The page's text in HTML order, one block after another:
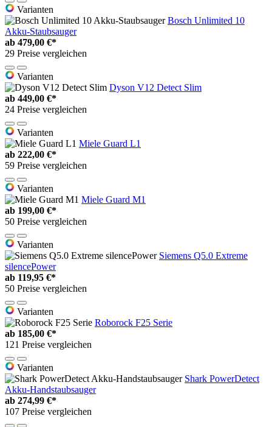
Varianten
Bosch Unlimited 10
Akku-Staubsauger
ab 479,00 €*
29 Preise vergleichen
Varianten
Dyson V12 Detect Slim
ab 449,00 €*
24 Preise vergleichen
Varianten
Miele Guard L1
ab 222,00 €*
59 Preise vergleichen
Varianten
Miele Guard M1
ab 199,00 €*
50 Preise vergleichen
Varianten
Siemens Q5.0 Extreme
silencePower
ab 119,95 €*
50 Preise vergleichen
Varianten
Roborock F25 Serie
ab 185,00 €*
121 Preise vergleichen
Varianten
Shark PowerDetect
Akku-Handstaubsauger
ab 274,99 €*
107 Preise vergleichen